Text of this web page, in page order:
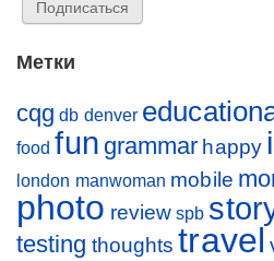
Метки
cqg db denver
food fun grammar happy
london manwoman mobile
photo review spb
testing thoughts travel